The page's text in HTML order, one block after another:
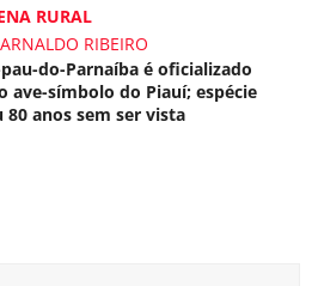
RURAL
RIBEIRO
pau-do-Parnaíba é oficializado
ave-símbolo do Piauí; espécie
80 anos sem ser vista